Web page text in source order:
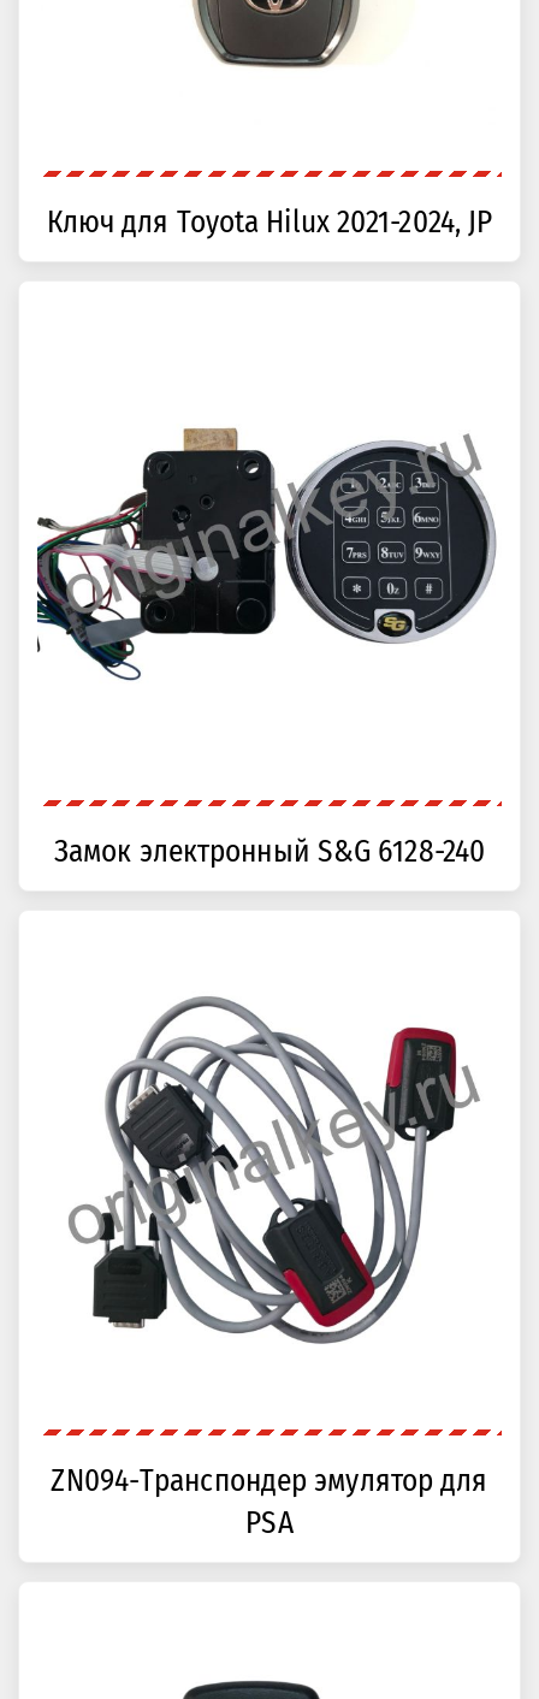
Ключ для Toyota Hilux 2021-2024, JP
Замок электронный S&G 6128-240
ZN094-Транспондер эмулятор для
PSA